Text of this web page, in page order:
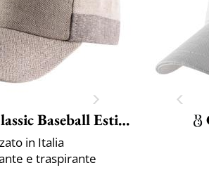
Baseball Estivo
in Italia
e traspirante